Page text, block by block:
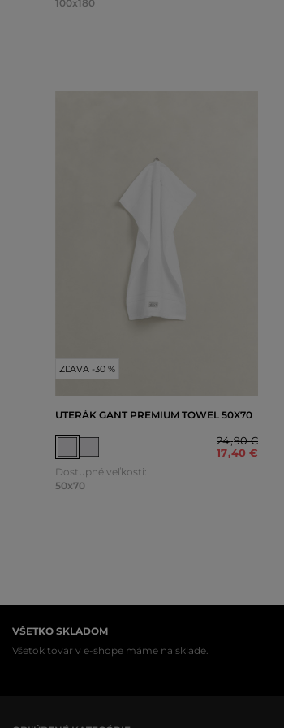
100x180
ZĽAVA -30 %
UTERÁK GANT PREMIUM TOWEL 50X70
24,90 €
17,40 €
Dostupné veľkosti:
50x70
VŠETKO SKLADOM
Všetok tovar v e-shope máme na sklade.